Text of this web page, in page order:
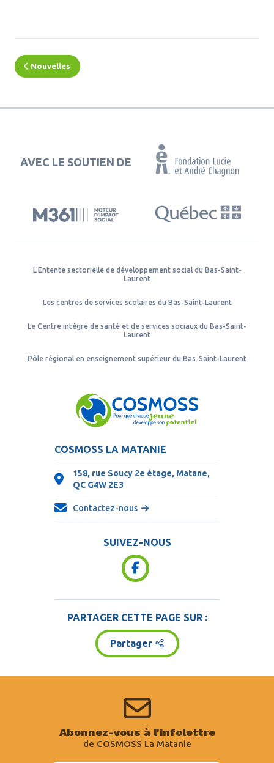
Nouvelles
AVEC LE SOUTIEN DE
L'Entente sectorielle de développement social du Bas-Saint-
Laurent
Les centres de services scolaires du Bas-Saint-Laurent
Le Centre intégré de santé et de services sociaux du Bas-Saint-
Laurent
Pôle régional en enseignement supérieur du Bas-Saint-Laurent
COSMOSS LA MATANIE
158, rue Soucy 2e étage, Matane,
QC G4W 2E3
Contactez-nous
SUIVEZ-NOUS
PARTAGER CETTE PAGE SUR :
Partager
Abonnez-vous à l'infolettre
de COSMOSS La Matanie